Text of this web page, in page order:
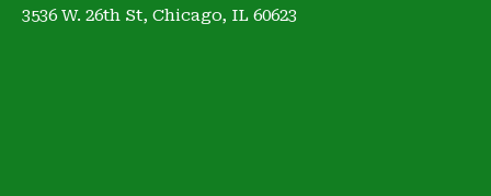
3536 W. 26th St, Chicago, IL 60623